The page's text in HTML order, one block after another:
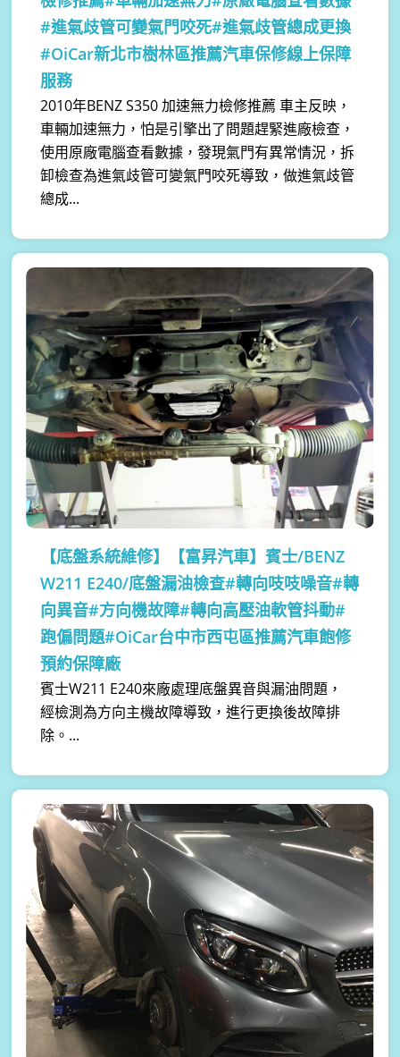
#進氣歧管可變氣門咬死#進氣歧管總成更換
#OiCar新北市樹林區推薦汽車保修線上保障
服務
2010年BENZ S350 加速無力檢修推薦 車主反映，
車輛加速無力，怕是引擎出了問題趕緊進廠檢查，
使用原廠電腦查看數據，發現氣門有異常情況，拆
卸檢查為進氣歧管可變氣門咬死導致，做進氣歧管
總成...
【底盤系統維修】
【富昇汽車】賓士/BENZ
W211 E240/底盤漏油檢查#轉向吱吱噪音#轉
向異音#方向機故障#轉向高壓油軟管抖動#
跑偏問題#OiCar台中市西屯區推薦汽車飽修
預約保障廠
賓士W211 E240來廠處理底盤異音與漏油問題，
經檢測為方向主機故障導致，進行更換後故障排
除。...